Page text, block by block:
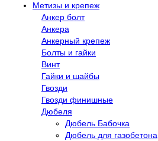
Метизы и крепеж
Анкер болт
Анкера
Анкерный крепеж
Болты и гайки
Винт
Гайки и шайбы
Гвозди
Гвозди финишные
Дюбеля
Дюбель Бабочка
Дюбель для газобетона